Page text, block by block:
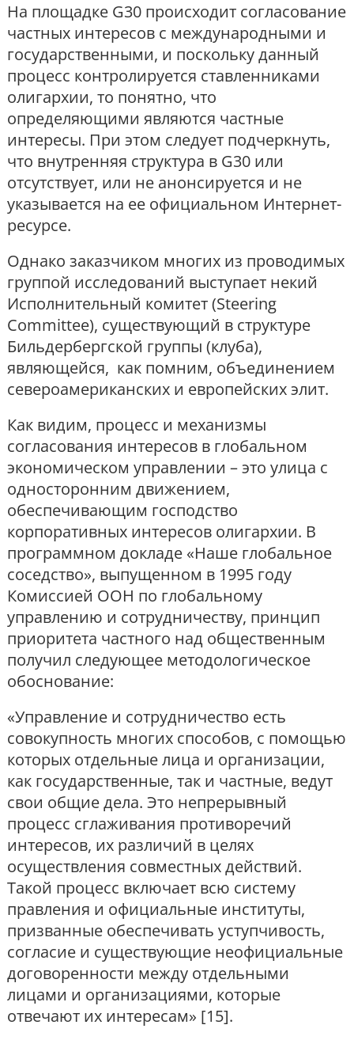
На площадке G30 происходит согласование
частных интересов с международными и
государственными, и поскольку данный
процесс контролируется ставленниками
олигархии, то понятно, что
определяющими являются частные
интересы. При этом следует подчеркнуть,
что внутренняя структура в G30 или
отсутствует, или не анонсируется и не
указывается на ее официальном Интернет-
ресурсе.
Однако заказчиком многих из проводимых
группой исследований выступает некий
Исполнительный комитет (Steering
Committee), существующий в структуре
Бильдербергской группы (клуба),
являющейся, как помним, объединением
североамериканских и европейских элит.
Как видим, процесс и механизмы
согласования интересов в глобальном
экономическом управлении – это улица с
односторонним движением,
обеспечивающим господство
корпоративных интересов олигархии. В
программном докладе «Наше глобальное
соседство», выпущенном в 1995 году
Комиссией ООН по глобальному
управлению и сотрудничеству, принцип
приоритета частного над общественным
получил следующее методологическое
обоснование:
«Управление и сотрудничество есть
совокупность многих способов, с помощью
которых отдельные лица и организации,
как государственные, так и частные, ведут
свои общие дела. Это непрерывный
процесс сглаживания противоречий
интересов, их различий в целях
осуществления совместных действий.
Такой процесс включает всю систему
правления и официальные институты,
призванные обеспечивать уступчивость,
согласие и существующие неофициальные
договоренности между отдельными
лицами и организациями, которые
отвечают их интересам» [15].